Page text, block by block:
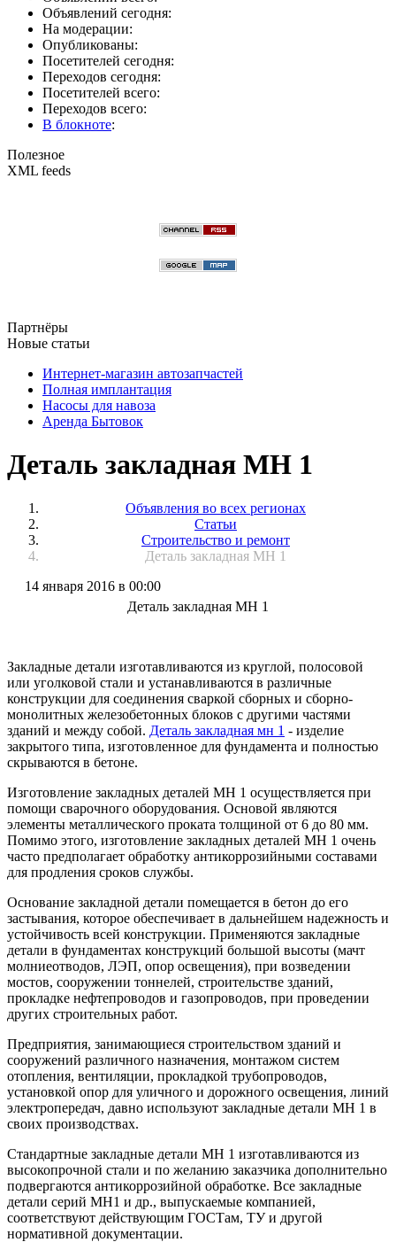
Объявлений сегодня:
На модерации:
Опубликованы:
Посетителей сегодня:
Переходов сегодня:
Посетителей всего:
Переходов всего:
В блокноте:
Полезное
XML feeds
Партнёры
Новые статьи
Интернет-магазин автозапчастей
Полная имплантация
Насосы для навоза
Аренда Бытовок
Деталь закладная МН 1
Объявления во всех регионах
Статьи
Строительство и ремонт
Деталь закладная МН 1
14 января 2016 в 00:00
Деталь закладная МН 1
Закладные детали изготавливаются из круглой, полосовой
или уголковой стали и устанавливаются в различные
конструкции для соединения сваркой сборных и сборно-
монолитных железобетонных блоков с другими частями
зданий и между собой. Деталь закладная мн 1 - изделие
закрытого типа, изготовленное для фундамента и полностью
скрываются в бетоне.
Изготовление закладных деталей МН 1 осуществляется при
помощи сварочного оборудования. Основой являются
элементы металлического проката толщиной от 6 до 80 мм.
Помимо этого, изготовление закладных деталей МН 1 очень
часто предполагает обработку антикоррозийными составами
для продления сроков службы.
Основание закладной детали помещается в бетон до его
застывания, которое обеспечивает в дальнейшем надежность и
устойчивость всей конструкции. Применяются закладные
детали в фундаментах конструкций большой высоты (мачт
молниеотводов, ЛЭП, опор освещения), при возведении
мостов, сооружении тоннелей, строительстве зданий,
прокладке нефтепроводов и газопроводов, при проведении
других строительных работ.
Предприятия, занимающиеся строительством зданий и
сооружений различного назначения, монтажом систем
отопления, вентиляции, прокладкой трубопроводов,
установкой опор для уличного и дорожного освещения, линий
электропередач, давно используют закладные детали МН 1 в
своих производствах.
Стандартные закладные детали МН 1 изготавливаются из
высокопрочной стали и по желанию заказчика дополнительно
подвергаются антикоррозийной обработке. Все закладные
детали серий МН1 и др., выпускаемые компанией,
соответствуют действующим ГОСТам, ТУ и другой
нормативной документации.